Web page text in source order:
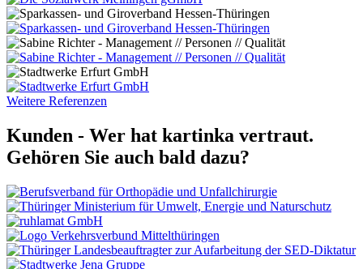
Weitere Referenzen
Kunden - Wer hat kartinka vertraut.
Gehören Sie auch bald dazu?